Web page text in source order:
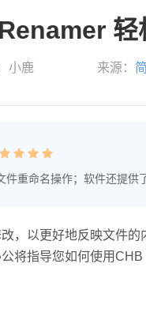
轻
小鹿 来源：
重命名操作；软件还提供了
，以更好地反映文件
将指导您如何使用